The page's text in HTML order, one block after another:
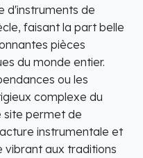
d'instruments de
faisant la part belle
pièces
du monde entier.
ou les
complexe du
site permet de
instrumentale et
vibrant aux traditions